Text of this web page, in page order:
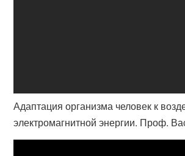
Адаптация организма человек к
электромагнитной энергии. Проф.